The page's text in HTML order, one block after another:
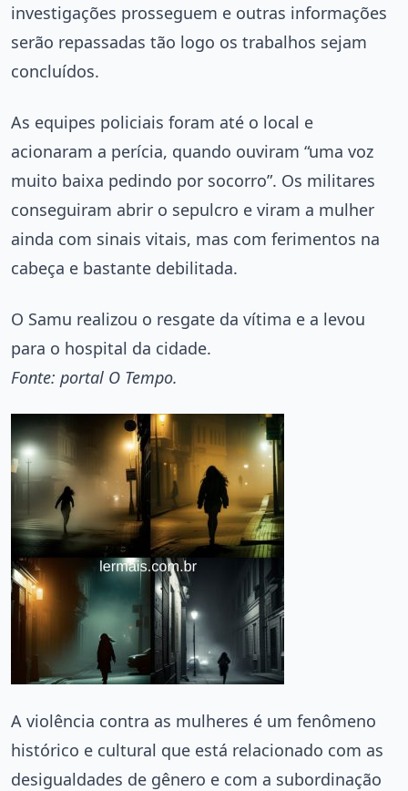
investigações prosseguem e outras informações
serão repassadas tão logo os trabalhos sejam
concluídos.
As equipes policiais foram até o local e
acionaram a perícia, quando ouviram “uma voz
muito baixa pedindo por socorro”. Os militares
conseguiram abrir o sepulcro e viram a mulher
ainda com sinais vitais, mas com ferimentos na
cabeça e bastante debilitada.
O Samu realizou o resgate da vítima e a levou
para o hospital da cidade.
Fonte: portal O Tempo.
A violência contra as mulheres é um fenômeno
histórico e cultural que está relacionado com as
desigualdades de gênero e com a subordinação